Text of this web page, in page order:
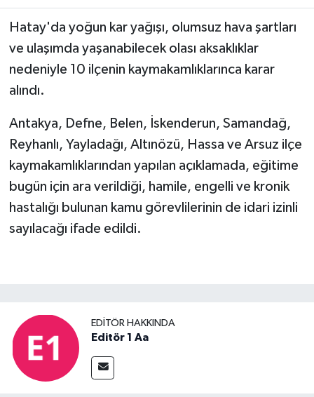
Hatay'da yoğun kar yağışı, olumsuz hava şartları
ve ulaşımda yaşanabilecek olası aksaklıklar
nedeniyle 10 ilçenin kaymakamlıklarınca karar
alındı.
Antakya, Defne, Belen, İskenderun, Samandağ,
Reyhanlı, Yayladağı, Altınözü, Hassa ve Arsuz ilçe
kaymakamlıklarından yapılan açıklamada, eğitime
bugün için ara verildiği, hamile, engelli ve kronik
hastalığı bulunan kamu görevlilerinin de idari izinli
sayılacağı ifade edildi.
EDITÖR HAKKINDA
Editör 1 Aa